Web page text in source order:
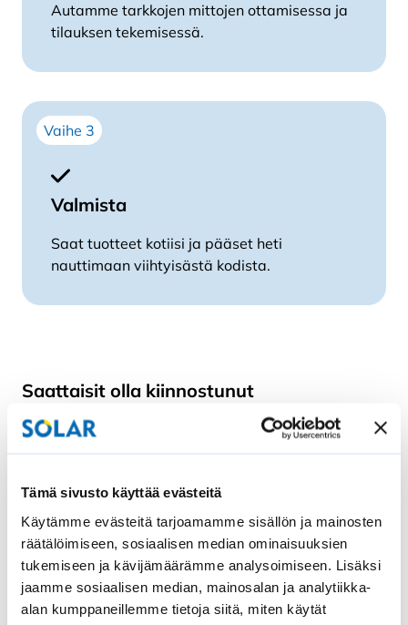
Tämä sivusto käyttää evästeitä
Käytämme evästeitä tarjoamamme sisällön ja mainosten
räätälöimiseen, sosiaalisen median ominaisuuksien
tukemiseen ja kävijämäärämme analysoimiseen. Lisäksi
jaamme sosiaalisen median, mainosalan ja analytiikka-
alan kumppaneillemme tietoja siitä, miten käytät
Autamme tarkkojen mittojen ottamisessa ja
tilauksen tekemisessä.
Vaihe 3
Valmista
Saat tuotteet kotiisi ja pääset heti
nauttimaan viihtyisästä kodista.
Saattaisit olla kiinnostunut